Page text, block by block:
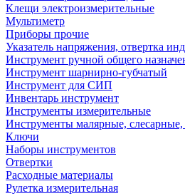
Клещи электроизмерительные
Мультиметр
Приборы прочие
Указатель напряжения, отвертка
Инструмент ручной общего
Инструмент шарнирно-губчатый
Инструмент для СИП
Инвентарь инструмент
Инструменты измерительные
Инструменты малярные, слесарные,
Ключи
Наборы инструментов
Отвертки
Расходные материалы
Рулетка измерительная